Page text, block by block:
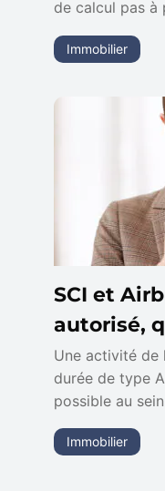
de calcul pas à
Immobilier
SCI et
autorisé,
dangers ?
Une activité de
durée de type
possible au sein
Immobilier